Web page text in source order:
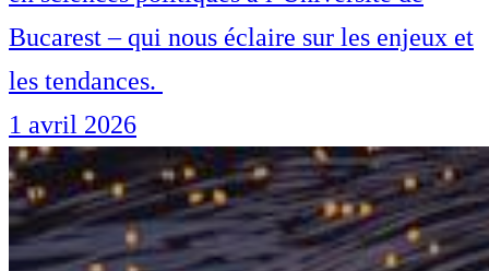
Bucarest – qui nous éclaire sur les enjeux et
les tendances.
1 avril 2026